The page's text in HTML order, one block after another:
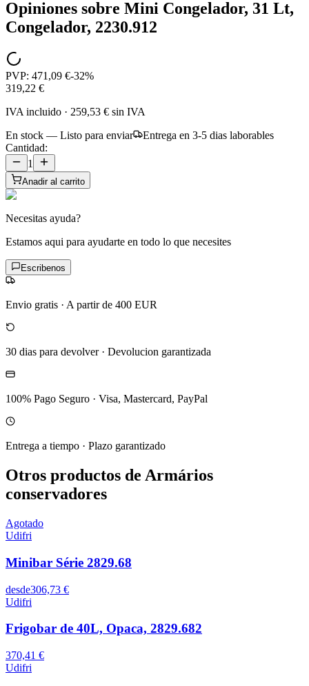
Opiniones sobre Mini Congelador, 31 Lt,
Congelador, 2230.912
PVP: 471,09 €-32%
319,22 €
IVA incluido · 259,53 € sin IVA
En stock — Listo para enviar
Entrega en 3-5 dias laborables
Cantidad:
1
Anadir al carrito
Necesitas ayuda?
Estamos aqui para ayudarte en todo lo que necesites
Escribenos
Envio gratis · A partir de 400 EUR
30 dias para devolver· Devolucion garantizada
100% Pago Seguro · Visa, Mastercard, PayPal
Entrega a tiempo · Plazo garantizado
Otros productos de Armários
conservadores
Agotado
Udifri
Minibar Série 2829.68
desde306,73 €
Udifri
Frigobar de 40L, Opaca, 2829.682
370,41 €
Udifri